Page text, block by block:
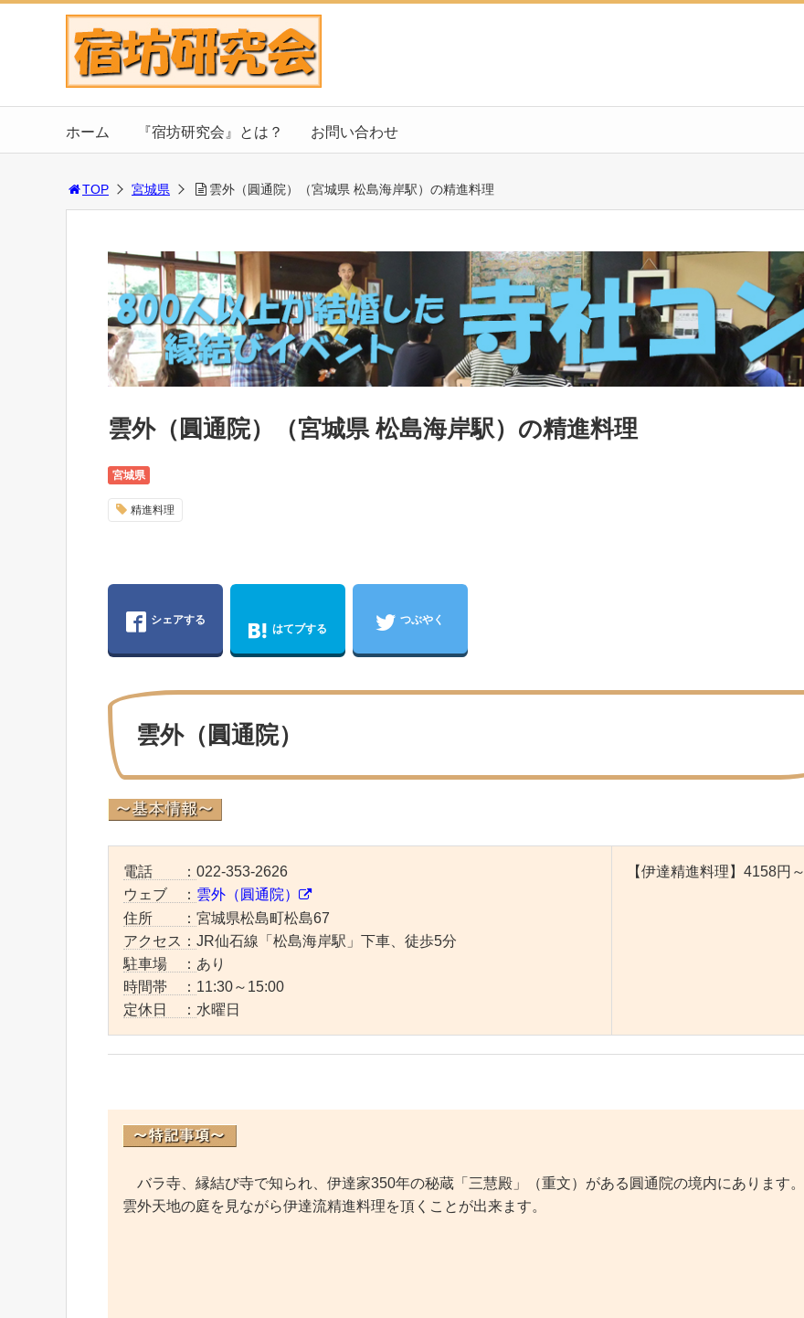
ホーム 『宿坊研究会』とは？ お問い合わせ
TOP 宮城県 雲外（圓通院）（宮城県 松島海岸駅）の精進料理
雲外（圓通院）（宮城県 松島海岸駅）の精進料理
宮城県
精進料理
シェアする
はてブする
つぶやく
雲外（圓通院）
電話 ： 022-353-2626
ウェブ ： 雲外（圓通院）
住所 ： 宮城県松島町松島67
アクセス： JR仙石線「松島海岸駅」下車、徒歩5分
駐車場 ： あり
時間帯 ： 11:30～15:00
定休日 ： 水曜日
【伊達精進料理】4158円～
バラ寺、縁結び寺で知られ、伊達家350年の秘蔵「三慧殿」（重文）がある圓通院の境内にあります。
雲外天地の庭を見ながら伊達流精進料理を頂くことが出来ます。